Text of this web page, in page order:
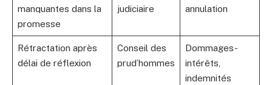
manquantes dans la
promesse
judiciaire
annulation
Rétractation après
délai de réflexion
Conseil des
prud’hommes
Dommages-
intérêts,
indemnités